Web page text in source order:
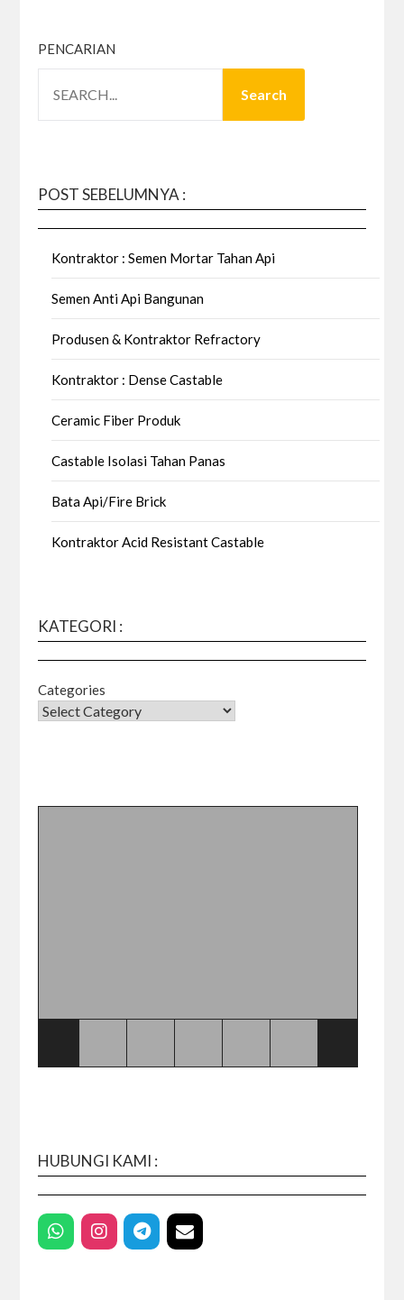
PENCARIAN
Search
POST SEBELUMNYA :
Kontraktor : Semen Mortar Tahan Api
Semen Anti Api Bangunan
Produsen & Kontraktor Refractory
Kontraktor : Dense Castable
Ceramic Fiber Produk
Castable Isolasi Tahan Panas
Bata Api/Fire Brick
Kontraktor Acid Resistant Castable
KATEGORI :
Categories
HUBUNGI KAMI :